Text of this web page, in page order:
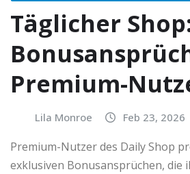
Täglicher
Premium-
Lila Monroe Feb 23, 2026
Premium-Nutzer des Daily Shop
exklusiven Bonusansprüchen, die